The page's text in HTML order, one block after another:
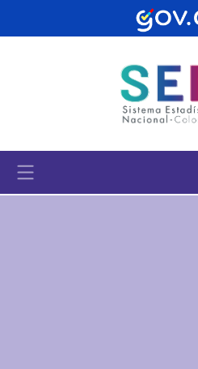
Pasar al contenido principal